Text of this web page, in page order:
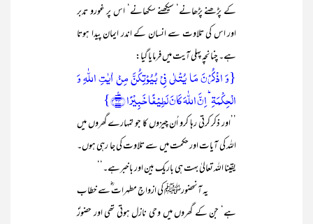
کے پڑھنے پڑھانے‘ سیکھنے سکھانے‘ اس پر غورو تدبر
اور اس کی تلاوت سے انسان کے اندر ایمان پیدا ہوتا
ہے۔ چنانچہ پہلی آیت میں فرمایا گیا:
{وَ اذۡکُرۡنَ مَا یُتۡلٰی فِیۡ بُیُوۡتِکُنَّ مِنۡ اٰیٰتِ اللّٰہِ وَ
الۡحِکۡمَۃِ ؕ اِنَّ اللّٰہَ کَانَ لَطِیۡفًا خَبِیۡرًا ﴿٪۳۴﴾}
’’اور ذکر کرتی رہا کرو اُن چیزوں کا جو تمہارے گھروں میں
اللہ کی آیات اور حکمت میں سے تلاوت کی جا رہی ہوں۔
یقینا اللہ تعالیٰ بہت ہی باریک بین اور باخبرہے۔‘‘
یہ آنحضورﷺ کی ازواجِ مطہرات ؓسے خطاب
ہے‘ جن کے گھروں میں وحی نازل ہوتی تھی اور حضورؐ